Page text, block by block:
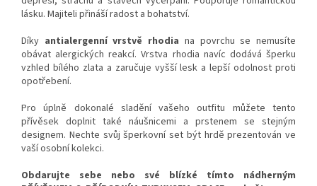
lásku. Majiteli přináší radost a bohatství.
Díky antialergenní vrstvě rhodia na povrchu se nemusíte
obávat alergických reakcí. Vrstva rhodia navíc dodává šperku
vzhled bílého zlata a zaručuje vyšší lesk a lepší odolnost proti
opotřebení.
Pro úplně dokonalé sladění vašeho outfitu můžete tento
přívěsek doplnit také náušnicemi a prstenem se stejným
designem. Nechte svůj šperkovní set být hrdě prezentován ve
vaší osobní kolekci.
Obdarujte sebe nebo své blízké tímto nádherným